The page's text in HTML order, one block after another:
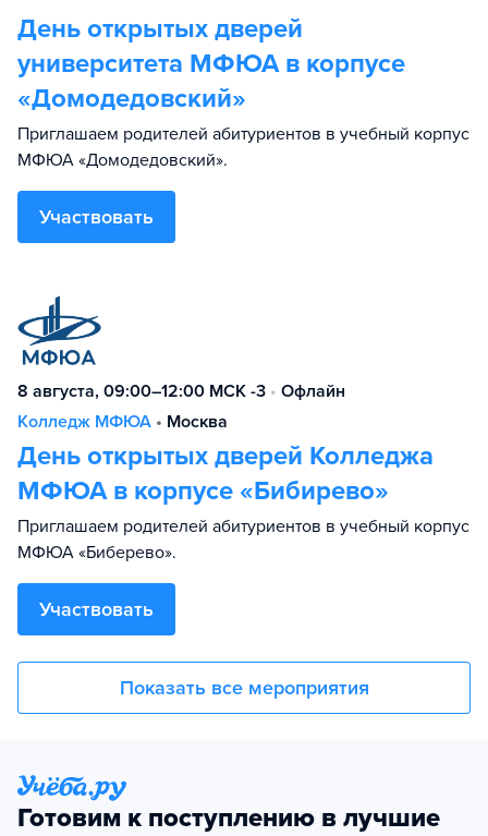
День открытых дверей
университета МФЮА в корпусе
«Домодедовский»
Приглашаем родителей абитуриентов в учебный корпус
МФЮА «Домодедовский».
Участвовать
8 августа, 09:00–12:00 МСК -3 • Офлайн
Колледж МФЮА • Москва
День открытых дверей Колледжа
МФЮА в корпусе «Бибирево»
Приглашаем родителей абитуриентов в учебный корпус
МФЮА «Биберево».
Участвовать
Показать все мероприятия
Готовим к поступлению в лучшие